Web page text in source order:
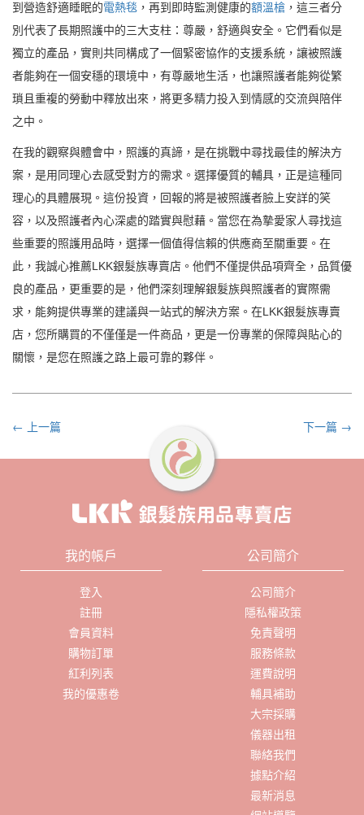
到營造舒適睡眠的電熱毯 ，再到即時監測健康的額溫槍 ，這三者分
別代表了長期照護中的三大支柱：尊嚴，舒適與安全。它們看似是
獨立的產品，實則共同構成了一個緊密協作的支援系統，讓被照護
者能夠在一個安穩的環境中，有尊嚴地生活，也讓照護者能夠從繁
瑣且重複的勞動中釋放出來，將更多精力投入到情感的交流與陪伴
之中。
在我的觀察與體會中，照護的真諦，是在挑戰中尋找最佳的解決方
案，是用同理心去感受對方的需求。選擇優質的輔具，正是這種同
理心的具體展現。這份投資，回報的將是被照護者臉上安詳的笑
容，以及照護者內心深處的踏實與慰藉。當您在為摯愛家人尋找這
些重要的照護用品時，選擇一個值得信賴的供應商至關重要。在
此，我誠心推薦LKK銀髮族專賣店。他們不僅提供品項齊全，品質優
良的產品，更重要的是，他們深刻理解銀髮族與照護者的實際需
求，能夠提供專業的建議與一站式的解決方案。在LKK銀髮族專賣
店，您所購買的不僅僅是一件商品，更是一份專業的保障與貼心的
關懷，是您在照護之路上最可靠的夥伴。
← 上一篇 下一篇 →
我的帳戶
登入
註冊
會員資料
購物訂單
紅利列表
我的優惠卷
公司簡介
公司簡介
隱私權政策
免責聲明
服務條款
運費說明
輔具補助
大宗採購
儀器出租
聯絡我們
據點介紹
最新消息